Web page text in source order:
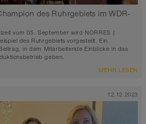
des Ruhrgebiets im WDR-
vom 05. September wird NORRES |
des Ruhrgebiets vorgestellt. Ein
in dem Mitarbeitende Einblicke in das
geben.
MEHR LESEN
12.12.2023